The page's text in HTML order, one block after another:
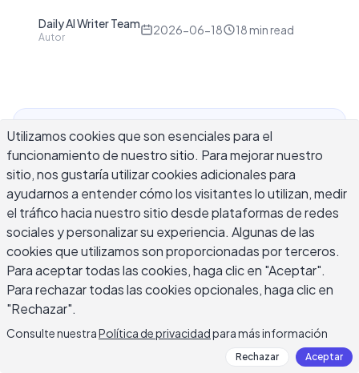
Daily AI Writer Team
Autor
2026-06-18 18 min read
Encontrar la mejor herramienta IA para escribir
propuestas depende del tipo de propuestas que
escribas y del control que desees sobre el
resultado. Un diseñador freelance que presenta
un proyecto de rediseño necesita cosas
diferentes de la herramienta que un gerente de
ventas que presenta una cotización de servicio
B2B o un director de una organización sin fines de
lucro que solicita financiamiento de subvenciones
federales. Esta guía cubre los criterios que
separan las herramientas útiles de las que
producen relleno que suena pulido, ejemplos de
Utilizamos cookies que son esenciales para el
funcionamiento de nuestro sitio. Para mejorar nuestro
sitio, nos gustaría utilizar cookies adicionales para
ayudarnos a entender cómo los visitantes lo utilizan, medir
el tráfico hacia nuestro sitio desde plataformas de redes
sociales y personalizar su experiencia. Algunas de las
cookies que utilizamos son proporcionadas por terceros.
Para aceptar todas las cookies, haga clic en "Aceptar".
Para rechazar todas las cookies opcionales, haga clic en
"Rechazar".
Consulte nuestraPolítica de privacidadpara más información
Rechazar Aceptar